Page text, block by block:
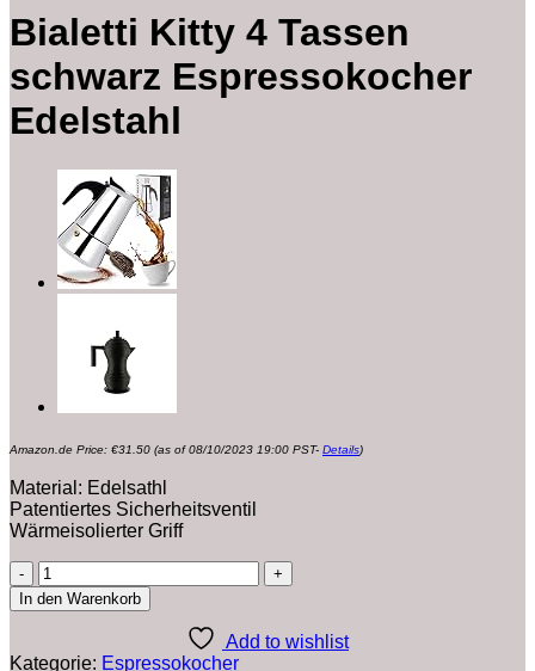
Bialetti Kitty 4 Tassen
schwarz Espressokocher
Edelstahl
Amazon.de Price: €31.50 (as of 08/10/2023 19:00 PST- Details)
Material: Edelsathl
Patentiertes Sicherheitsventil
Wärmeisolierter Griff
Bialetti
Kitty
4
schwarz
In den Warenkorb
Add to wishlist
Kategorie: Espressokocher